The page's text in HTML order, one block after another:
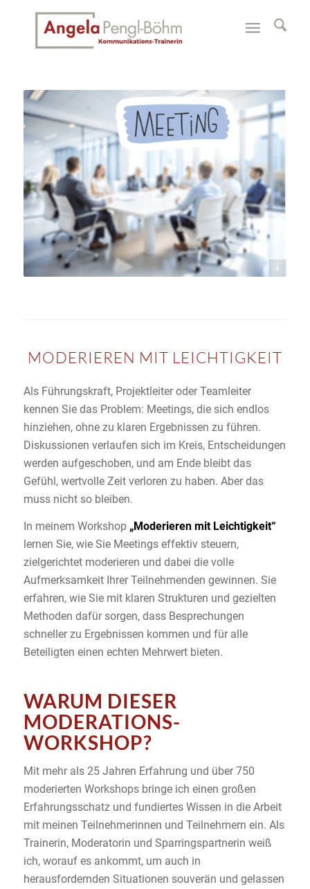
Shutterstock/Canva
MODERIEREN MIT LEICHTIGKEIT
Als Führungskraft, Projektleiter oder Teamleiter
kennen Sie das Problem: Meetings, die sich endlos
hinziehen, ohne zu klaren Ergebnissen zu führen.
Diskussionen verlaufen sich im Kreis, Entscheidungen
werden aufgeschoben, und am Ende bleibt das
Gefühl, wertvolle Zeit verloren zu haben. Aber das
muss nicht so bleiben.
In meinem Workshop „Moderieren mit Leichtigkeit“
lernen Sie, wie Sie Meetings effektiv steuern,
zielgerichtet moderieren und dabei die volle
Aufmerksamkeit Ihrer Teilnehmenden gewinnen. Sie
erfahren, wie Sie mit klaren Strukturen und gezielten
Methoden dafür sorgen, dass Besprechungen
schneller zu Ergebnissen kommen und für alle
Beteiligten einen echten Mehrwert bieten.
WARUM DIESER
MODERATIONS-
WORKSHOP?
Mit mehr als 25 Jahren Erfahrung und über 750
moderierten Workshops bringe ich einen großen
Erfahrungsschatz und fundiertes Wissen in die Arbeit
mit meinen Teilnehmerinnen und Teilnehmern ein. Als
Trainerin, Moderatorin und Sparringspartnerin weiß
ich, worauf es ankommt, um auch in
herausfordernden Situationen souverän und gelassen